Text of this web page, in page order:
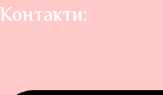
Контакти: